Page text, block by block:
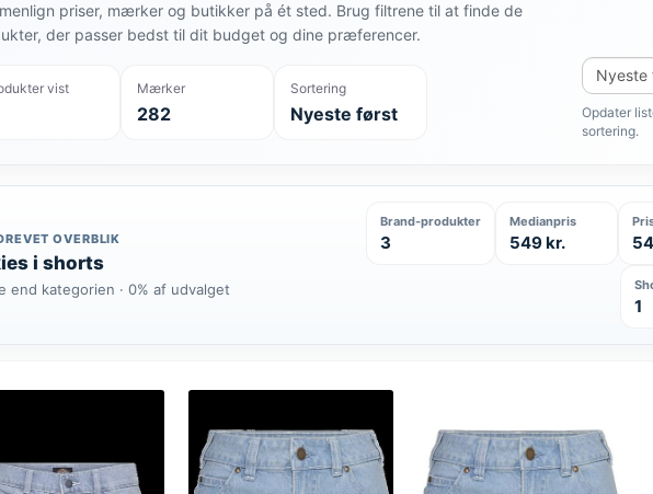
priser, mærker og butikker på ét sted. Brug filtrene til at finde de
der passer bedst til dit budget og dine præferencer.
vist Mærker
282
Sortering
Nyeste først
Sortér
produkter
Opdater
sortering.
OVERBLIK
i shorts
end kategorien · 0% af udvalget
Brand-produkter
3
Medianpris
549 kr.
1